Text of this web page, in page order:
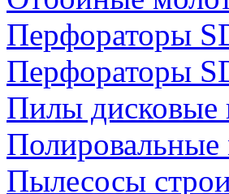
Перфораторы
Перфораторы
Пилы дисковые
Пылесосы